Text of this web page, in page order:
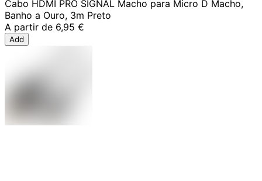
Cabo HDMI PRO SIGNAL Macho para Micro D Macho,
Banho a Ouro, 3m Preto
A partir de 6,95 €
Add